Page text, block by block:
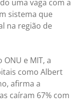
uma vaga com a
sistema que
na região de
e MIT, a
como Albert
afirma a
caíram 67% com